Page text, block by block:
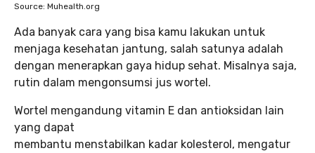
Source: Muhealth.org
Ada banyak cara yang bisa kamu lakukan untuk
menjaga kesehatan jantung, salah satunya adalah
dengan menerapkan gaya hidup sehat. Misalnya saja,
rutin dalam mengonsumsi jus wortel.
Wortel mengandung vitamin E dan antioksidan lain
yang dapat
membantu menstabilkan kadar kolesterol, mengatur